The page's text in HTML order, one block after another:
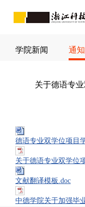
学院新闻 通
关于德语专
德语专业双学位项目
关于德语专业双学位
文献翻译模板.doc
中德学院关于加强毕